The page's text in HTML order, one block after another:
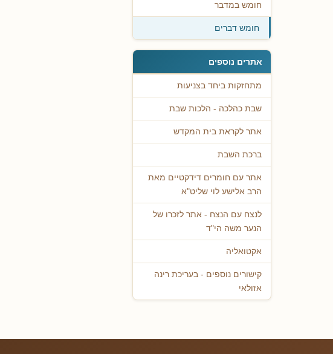
חומש במדבר
חומש דברים
אתרים נוספים
מתחזקות ביחד בצניעות
שבת כהלכה - הלכות שבת
אתר לקראת בית המקדש
ברכת השבת
אתר עם חומרים דידקטיים מאת
הרב אלישע לוי שליט"א
לנצח עם הנצח - אתר לזכרו של
הנער משה הי"ד
אקטואליה
קישורים נוספים - בעריכת רינה
אזולאי